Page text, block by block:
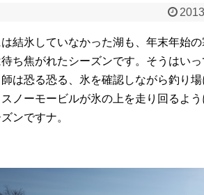
結氷していなかった湖も、年末年始の
ち焦がれたシーズンです。そうはい
は恐る恐る、氷を確認しながら釣り
ノーモービルが氷の上を走り回るよ
ンですナ。